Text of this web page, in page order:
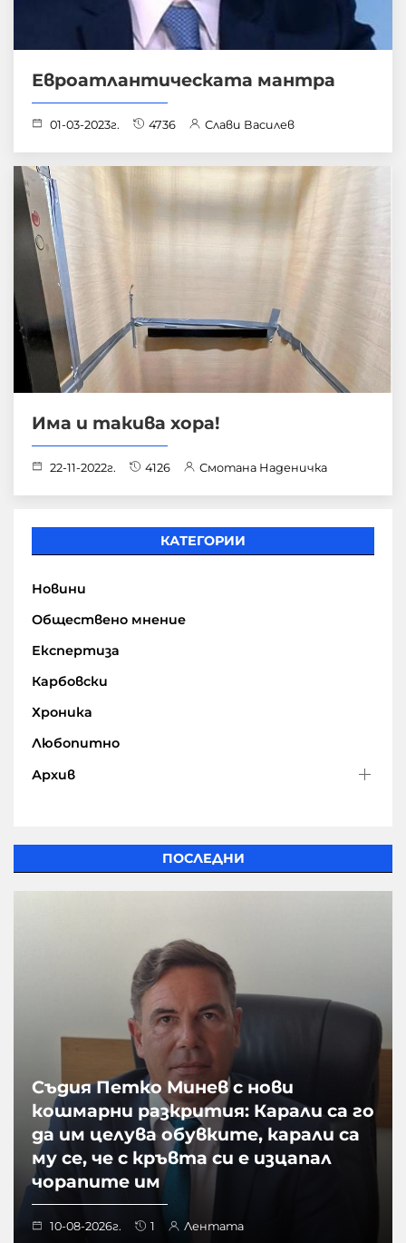
Евроатлантическата мантра
01-03-2023г. 4736 Слави Василев
Има и такива хора!
22-11-2022г. 4126 Смотана Наденичка
КАТЕГОРИИ
Новини
Обществено мнение
Експертиза
Карбовски
Хроника
Любопитно
Архив
ПОСЛЕДНИ
Съдия Петко Минев с нови
кошмарни разкрития: Карали са го
да им целува обувките, карали са
му се, че с кръвта си е изцапал
чорапите им
10-08-2026г. 1 Лентата